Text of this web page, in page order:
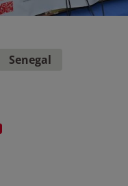
Senegal